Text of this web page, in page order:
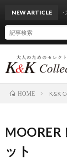
NEW ARTICLE
インスタグラム
HOME K&K
ット